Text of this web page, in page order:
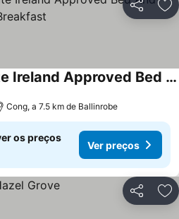
Partilhar
Ashfield House Failte Ireland Approved Bed And Breakfast
Cong, a 7.5 km de Ballinrobe
os preços
Ver preços
Partilhar